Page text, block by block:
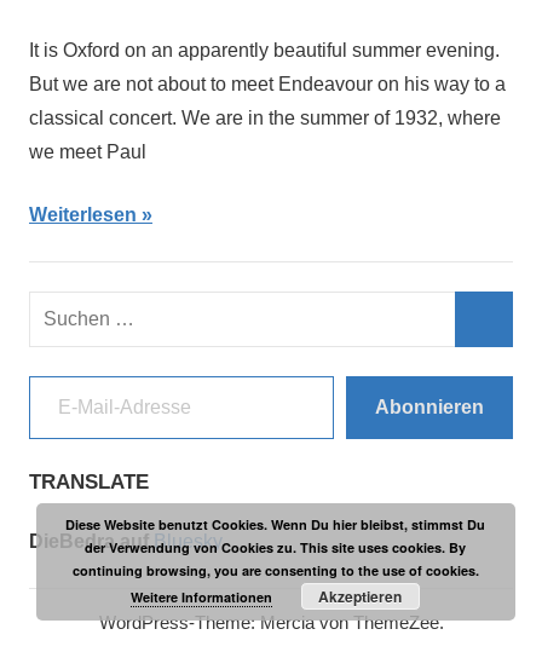
It is Oxford on an apparently beautiful summer evening.
But we are not about to meet Endeavour on his way to a
classical concert. We are in the summer of 1932, where
we meet Paul
Weiterlesen
Suchen
E-Mail-Adresse
Abonnieren
TRANSLATE
DieBedra auf Bluesky
WordPress-Theme: Mercia von ThemeZee.
Diese Website benutzt Cookies. Wenn Du hier bleibst, stimmst Du
der Verwendung von Cookies zu. This site uses cookies. By
continuing browsing, you are consenting to the use of cookies.
Weitere Informationen
Akzeptieren